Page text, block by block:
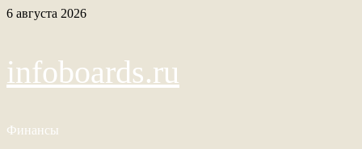
Перейти
6 августа 2026
infoboards.ru
Финансы